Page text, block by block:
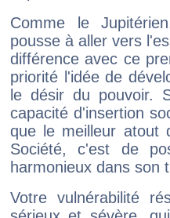
Comme le
pousse à aller vers
différence avec ce
priorité l'idée de
le désir du pouvoir.
capacité d'insertion
que le meilleur atout
Société, c'est de
harmonieux dans son
Votre vulnérabilité